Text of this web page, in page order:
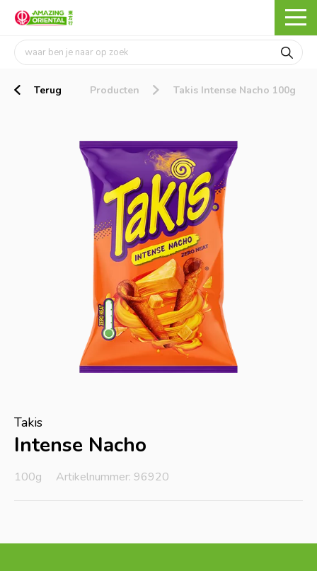
Terug Producten Takis Intense Nacho 100g
Takis
Intense Nacho
100g Artikelnummer: 96920